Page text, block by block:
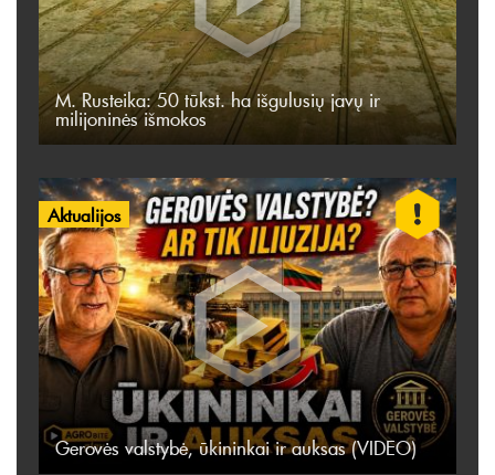
M. Rusteika: 50 tūkst. ha išgulusių javų ir
milijoninės išmokos
Aktualijos
Gerovės valstybė, ūkininkai ir auksas (VIDEO)